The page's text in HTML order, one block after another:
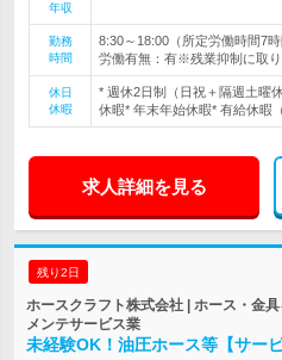
年収
勤務
時間
8:30～18:00（所定労働時間7
労働有無：有※残業抑制に取
休日
休暇
* 週休2日制（日祝＋隔週土曜
休暇* 年末年始休暇* 有給休暇
求人詳細を見る
残り2日
ホースクラフト株式会社 | ホース・金
メンテサービス業
未経験OK！油圧ホース等【サー